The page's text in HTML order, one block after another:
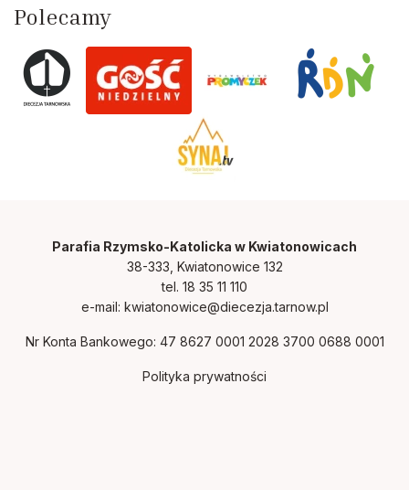
Polecamy
Parafia Rzymsko-Katolicka w Kwiatonowicach
38-333, Kwiatonowice 132
tel. 18 35 11 110
e-mail: kwiatonowice@diecezja.tarnow.pl
Nr Konta Bankowego: 47 8627 0001 2028 3700 0688 0001
Polityka prywatności